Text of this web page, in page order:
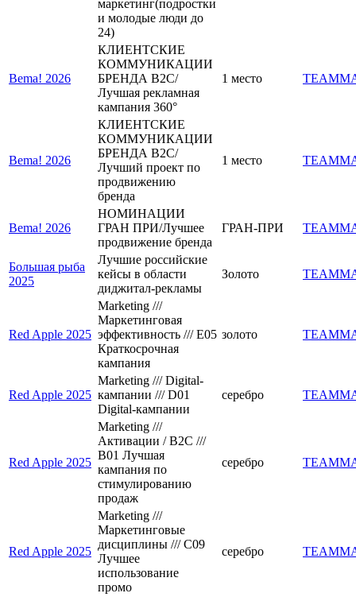
маркетинг(подростки
и молодые люди до
24)
Bema! 2026
КЛИЕНТСКИЕ
КОММУНИКАЦИИ
БРЕНДА B2C/
Лучшая рекламная
кампания 360°
1 место
Bema! 2026
КЛИЕНТСКИЕ
КОММУНИКАЦИИ
БРЕНДА B2C/
Лучший проект по
продвижению
бренда
1 место
Bema! 2026
НОМИНАЦИИ
ГРАН ПРИ/Лучшее
продвижение бренда
ГРАН-ПРИ
Большая рыба
2025
Лучшие российские
кейсы в области
диджитал-рекламы
Золото
Red Apple 2025
Marketing ///
Маркетинговая
эффективность /// E05
Краткосрочная
кампания
золото
Red Apple 2025
Marketing /// Digital-
кампании /// D01
Digital-кампании
серебро
Red Apple 2025
Marketing ///
Активации / B2C ///
B01 Лучшая
кампания по
стимулированию
продаж
серебро
Red Apple 2025
Marketing ///
Маркетинговые
дисциплины /// C09
Лучшее
использование
промо
серебро